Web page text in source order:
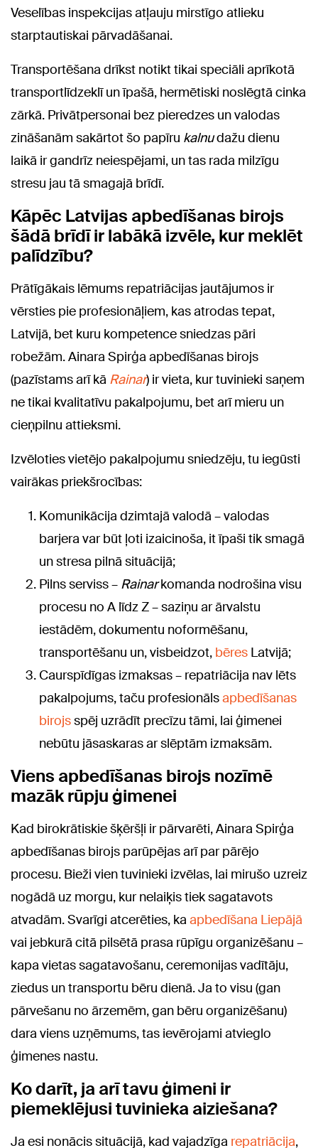
Veselības inspekcijas atļauju mirstīgo atlieku
starptautiskai pārvadāšanai.
Transportēšana drīkst notikt tikai speciāli aprīkotā
transportlīdzeklī un īpašā, hermētiski noslēgtā cinka
zārkā. Privātpersonai bez pieredzes un valodas
zināšanām sakārtot šo papīru kalnudažu dienu
laikā ir gandrīz neiespējami, un tas rada milzīgu
stresu jau tā smagajā brīdī.
Kāpēc Latvijas apbedīšanas birojs
šādā brīdī ir labākā izvēle, kur meklēt
palīdzību?
Prātīgākais lēmums repatriācijas jautājumos ir
vērsties pie profesionāļiem, kas atrodas tepat,
Latvijā, bet kuru kompetence sniedzas pāri
robežām. Ainara Spirģa apbedīšanas birojs
(pazīstams arī kā Rainar) ir vieta, kur tuvinieki saņem
ne tikai kvalitatīvu pakalpojumu, bet arī mieru un
cieņpilnu attieksmi.
Izvēloties vietējo pakalpojumu sniedzēju, tu iegūsti
vairākas priekšrocības:
Komunikācija dzimtajā valodā – valodas
barjera var būt ļoti izaicinoša, it īpaši tik smagā
un stresa pilnā situācijā;
Pilns serviss – Rainarkomanda nodrošina visu
procesu no A līdz Z – saziņu ar ārvalstu
iestādēm, dokumentu noformēšanu,
transportēšanu un, visbeidzot, bēres Latvijā;
Caurspīdīgas izmaksas – repatriācija nav lēts
pakalpojums, taču profesionālsapbedīšanas
birojsspēj uzrādīt precīzu tāmi, lai ģimenei
nebūtu jāsaskaras ar slēptām izmaksām.
Viens apbedīšanas birojs nozīmē
mazāk rūpju ģimenei
Kad birokrātiskie šķēršļi ir pārvarēti, Ainara Spirģa
apbedīšanas birojs parūpējas arī par pārējo
procesu. Bieži vien tuvinieki izvēlas, lai mirušo uzreiz
nogādā uz morgu, kur nelaiķis tiek sagatavots
atvadām. Svarīgi atcerēties, ka apbedīšana Liepājā
vai jebkurā citā pilsētā prasa rūpīgu organizēšanu –
kapa vietas sagatavošanu, ceremonijas vadītāju,
ziedus un transportu bēru dienā. Ja to visu (gan
pārvešanu no ārzemēm, gan bēru organizēšanu)
dara viens uzņēmums, tas ievērojami atvieglo
ģimenes nastu.
Ko darīt, ja arī tavu ģimeni ir
piemeklējusi tuvinieka aiziešana?
Ja esi nonācis situācijā, kad vajadzīga repatriācija,